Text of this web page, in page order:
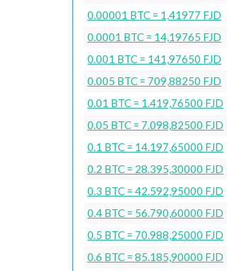
0.00001 BTC = 1,41977 FJD
0.0001 BTC = 14,19765 FJD
0.001 BTC = 141,97650 FJD
0.005 BTC = 709,88250 FJD
0.01 BTC = 1.419,76500 FJD
0.05 BTC = 7.098,82500 FJD
0.1 BTC = 14.197,65000 FJD
0.2 BTC = 28.395,30000 FJD
0.3 BTC = 42.592,95000 FJD
0.4 BTC = 56.790,60000 FJD
0.5 BTC = 70.988,25000 FJD
0.6 BTC = 85.185,90000 FJD